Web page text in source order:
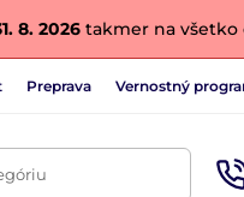
8. 2026 takmer na všetko
Preprava Vernostný